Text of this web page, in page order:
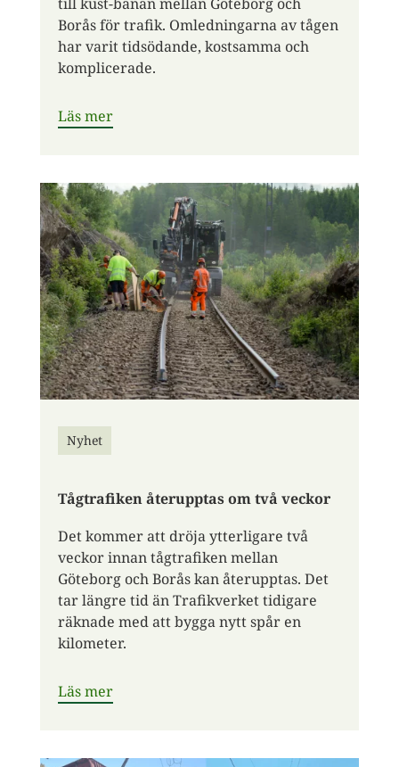
Borås för trafik. Omledningarna av tågen
har varit tidsödande, kostsamma och
komplicerade.
Läs mer
Nyhet
Tågtrafiken återupptas om två veckor
Det kommer att dröja ytterligare två
veckor innan tågtrafiken mellan
Göteborg och Borås kan återupptas. Det
tar längre tid än Trafikverket tidigare
räknade med att bygga nytt spår en
kilometer.
Läs mer